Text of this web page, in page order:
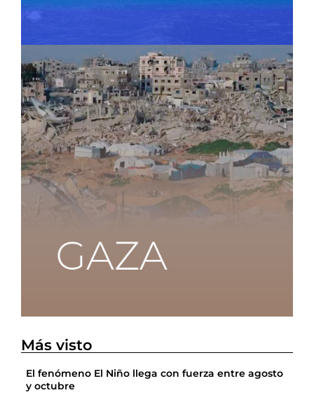
Más visto
El fenómeno El Niño llega con fuerza entre agosto
y octubre